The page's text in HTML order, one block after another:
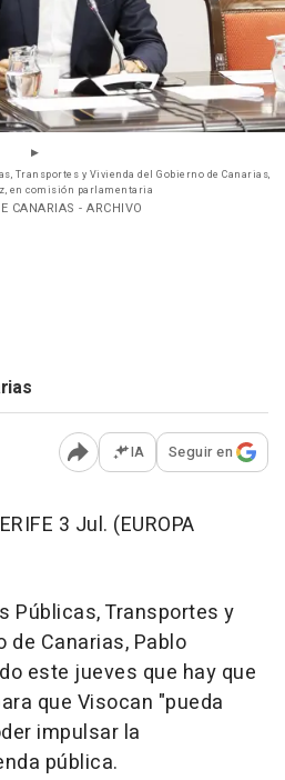
Transportes y Vivienda del Gobierno de Canarias,
en comisión parlamentaria
CANARIAS - ARCHIVO
Abrir opciones para
IA Seguir en
3 Jul. (EUROPA
Públicas, Transportes y
de Canarias, Pablo
este jueves que hay que
que Visocan "pueda
impulsar la
pública.